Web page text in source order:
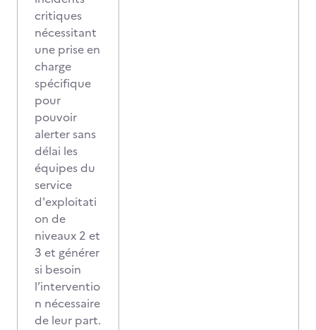
critiques
nécessitant
une prise en
charge
spécifique
pour
pouvoir
alerter sans
délai les
équipes du
service
d'exploitati
on de
niveaux 2 et
3 et générer
si besoin
l’interventio
n nécessaire
de leur part.